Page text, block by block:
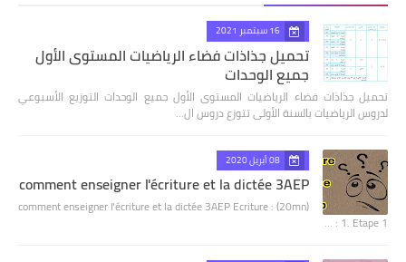
16 سبتمبر 2021
تحميل جذاذات فضاء الرياضيات المستوى الأول
جميع الوحدات
تحميل جذاذات فضاء الرياضيات المستوى الأول جميع الوحدات التوزيع الأسبوعي
لدروس الرياضيات بالسنة الأولى تتوزع دروس ال…
08 أبريل 2020
comment enseigner l'écriture et la dictée 3AEP
comment enseigner l'écriture et la dictée 3AEP Ecriture : (20mn)
1. Etape 1 : …